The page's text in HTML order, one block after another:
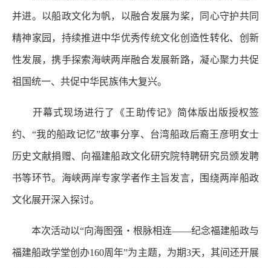
并进。以船政文化为帆，以融合发展为桨，同心守护共同
精神家园，持续推进中华优秀传统文化创造性转化、创新
性发展，携手探索海峡两岸融合发展新路，凝心聚力共促
祖国统一、共促中华民族伟大复兴。
开幕式现场进行了《王助传记》简体版出版授权签
约、“我的船政记忆”故事分享、台湾船政后裔王彦明女士
历史文献捐赠、向福建船政文化研究院特聘研究员颁发聘
书等环节。海峡两岸专家学者作主旨发言，围绕两岸船政
文化展开深入探讨。
本次活动以“向海图强・根脉相连——纪念福建船政与
福建船政学堂创办160周年”为主题，为期3天，其间还开展